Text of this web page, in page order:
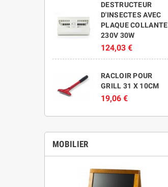
DESTRUCTEUR
D'INSECTES AVEC
PLAQUE COLLANTE
230V 30W
124,03 €
RACLOIR POUR
GRILL 31 X 10CM
19,06 €
MOBILIER